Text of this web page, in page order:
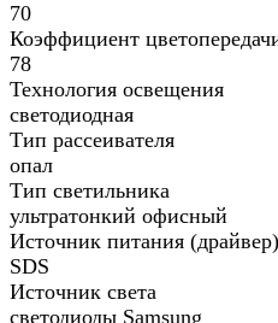
70
Коэффициент
78
Технология освещения
светодиодная
Тип рассеивателя
опал
Тип светильника
ультратонкий офисный
Источник питания (драйвер)
SDS
Источник света
светодиоды Samsung